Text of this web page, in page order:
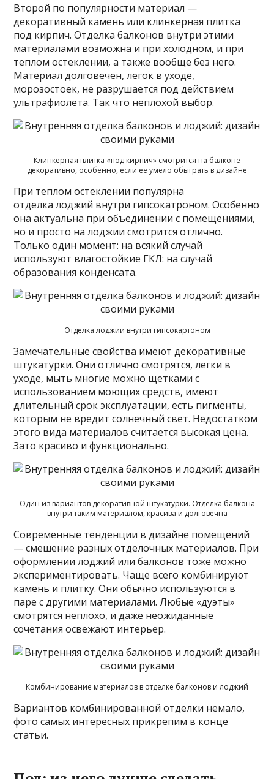
Второй по популярности материал —
декоративный камень или клинкерная плитка
под кирпич. Отделка балконов внутри этими
материалами возможна и при холодном, и при
теплом остеклении, а также вообще без него.
Материал долговечен, легок в уходе,
морозостоек, не разрушается под действием
ультрафиолета. Так что неплохой выбор.
Клинкерная плитка «под кирпич» смотрится на балконе
декоративно, особенно, если ее умело обыграть в дизайне
При теплом остеклении популярна
отделка лоджий внутри гипсокатроном. Особенно
она актуальна при объединении с помещениями,
но и просто на лоджии смотрится отлично.
Только один момент: на всякий случай
используют влагостойкие ГКЛ: на случай
образования конденсата.
Отделка лоджии внутри гипсокартоном
Замечательные свойства имеют декоративные
штукатурки. Они отлично смотрятся, легки в
уходе, мыть многие можно щетками с
использованием моющих средств, имеют
длительный срок эксплуатации, есть пигменты,
которым не вредит солнечный свет. Недостатком
этого вида материалов считается высокая цена.
Зато красиво и функционально.
Один из вариантов декоративной штукатурки. Отделка балкона
внутри таким материалом, красива и долговечна
Современные тенденции в дизайне помещений
— смешение разных отделочных материалов. При
оформлении лоджий или балконов тоже можно
экспериментировать. Чаще всего комбинируют
камень и плитку. Они обычно используются в
паре с другими материалами. Любые «дуэты»
смотрятся неплохо, и даже неожиданные
сочетания освежают интерьер.
Комбинирование материалов в отделке балконов и лоджий
Вариантов комбинированной отделки немало,
фото самых интересных прикрепим в конце
статьи.